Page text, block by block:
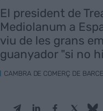
El president de
Mediolanum a
viu de les grans
guanyador "si no
CAMBRA DE COMERÇ DE